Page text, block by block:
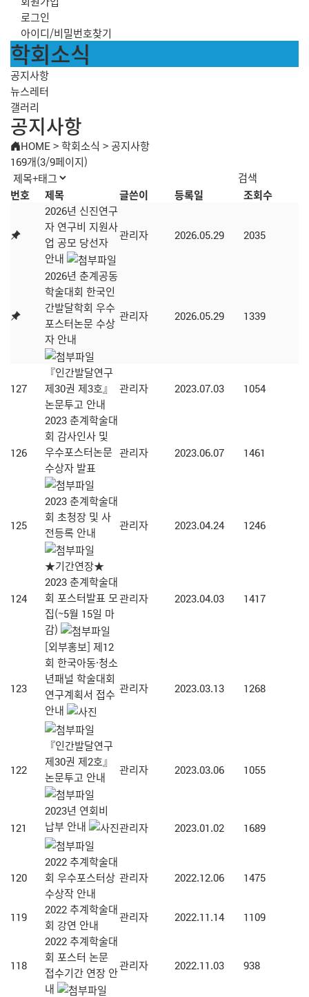
로그인
아이디/비밀번호찾기
학회소식
공지사항
뉴스레터
갤러리
공지사항
HOME>학회소식 >공지사항
169개(3/9페이지)
번호 제목 글쓴이 등록일
조회수
2026년 신진연구
자 연구비 지원사
업 공모 당선자
안내
관리자 2026.05.29 2035
2026년 춘계공동
학술대회 한국인
간발달학회 우수
포스터논문 수상
자 안내
관리자 2026.05.29 1339
127
『인간발달연구
제30권 제3호』
논문투고 안내
관리자 2023.07.03 1054
126
2023 춘계학술대
회 감사인사 및
우수포스터논문
수상자 발표
관리자 2023.06.07 1461
125
2023 춘계학술대
회 초청장 및 사
전등록 안내
관리자 2023.04.24 1246
124
★기간연장★
2023 춘계학술대
회 포스터발표 모
집(~5월 15일 마
감)
관리자 2023.04.03 1417
123
[외부홍보] 제12
회 한국아동·청소
년패널 학술대회
연구계획서 접수
안내
관리자 2023.03.13 1268
122
『인간발달연구
제30권 제2호』
논문투고 안내
관리자 2023.03.06 1055
121
2023년 연회비
납부 안내
관리자 2023.01.02 1689
120
2022 추계학술대
회 우수포스터상
수상작 안내
관리자 2022.12.06 1475
119
2022 추계학술대
회 강연 안내
관리자 2022.11.14 1109
118
2022 추계학술대
회 포스터 논문
접수기간 연장 안
내
관리자 2022.11.03 938